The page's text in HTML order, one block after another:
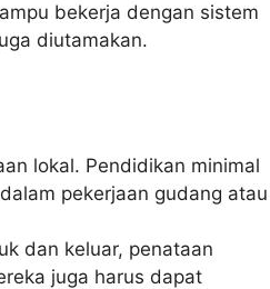
bekerja dengan sistem
diutamakan.
lokal. Pendidikan minimal
pekerjaan gudang atau
dan keluar, penataan
juga harus dapat